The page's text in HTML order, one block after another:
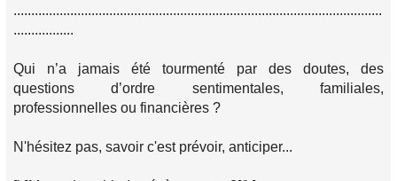
........................................................................................................
.................
Qui n’a jamais été tourmenté par des doutes, des
questions d’ordre sentimentales, familiales,
professionnelles ou financières ?
N'hésitez pas, savoir c'est prévoir, anticiper...